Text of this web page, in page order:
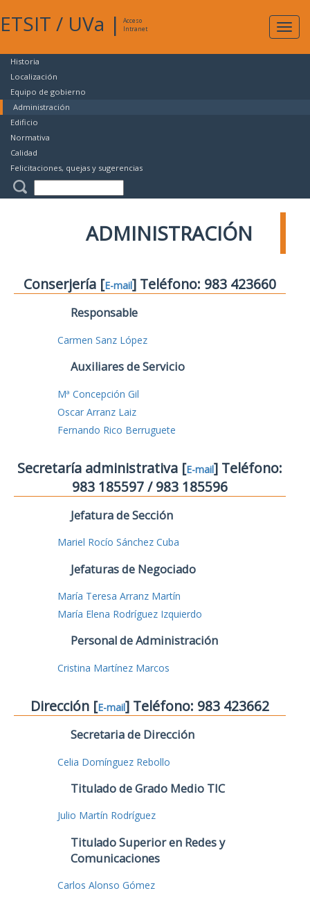
ETSIT / UVa |
Acceso
Intranet
Historia
Localización
Equipo de gobierno
Administración
Edificio
Normativa
Calidad
Felicitaciones, quejas y sugerencias
ADMINISTRACIÓN
Conserjería [E-mail] Teléfono: 983 423660
Responsable
Carmen Sanz López
Auxiliares de Servicio
Mª Concepción Gil
Oscar Arranz Laiz
Fernando Rico Berruguete
Secretaría administrativa [E-mail] Teléfono:
983 185597 / 983 185596
Jefatura de Sección
Mariel Rocío Sánchez Cuba
Jefaturas de Negociado
María Teresa Arranz Martín
María Elena Rodríguez Izquierdo
Personal de Administración
Cristina Martínez Marcos
Dirección [E-mail] Teléfono: 983 423662
Secretaria de Dirección
Celia Domínguez Rebollo
Titulado de Grado Medio TIC
Julio Martín Rodríguez
Titulado Superior en Redes y
Comunicaciones
Carlos Alonso Gómez